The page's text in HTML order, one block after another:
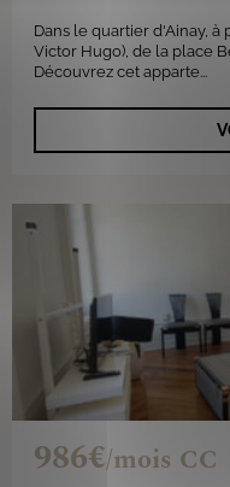
Dans le quartier d'Ainay,
Victor Hugo), de la place
Découvrez cet apparte...
986€/mois CC